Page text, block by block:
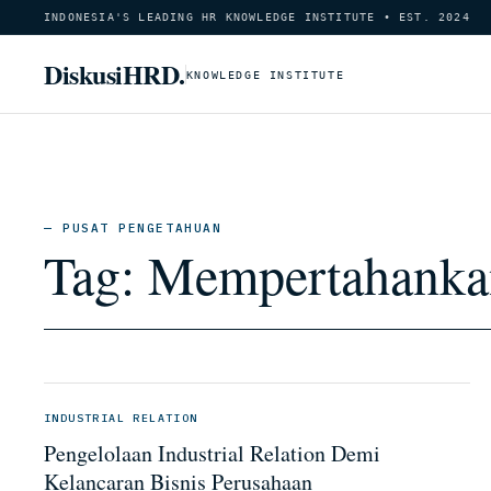
INDONESIA'S LEADING HR KNOWLEDGE INSTITUTE • EST. 2024
DiskusiHRD.KNOWLEDGE INSTITUTE
— PUSAT PENGETAHUAN
Tag:
INDUSTRIAL RELATION
Pengelolaan Industrial Relation Demi
Kelancaran Bisnis Perusahaan